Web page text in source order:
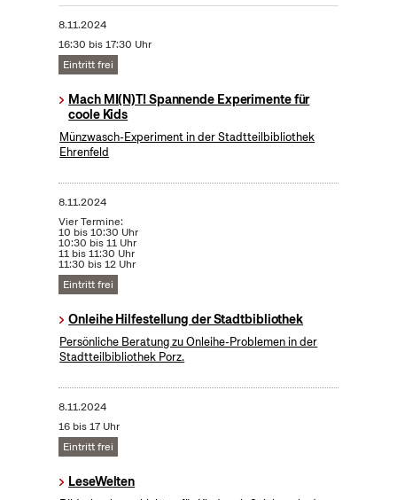
8.11.2024
16:30 bis 17:30 Uhr
Eintritt frei
Mach MI(N)T! Spannende Experimente für
coole Kids
Münzwasch-Experiment in der Stadtteilbibliothek
Ehrenfeld
8.11.2024
Vier Termine:
10 bis 10:30 Uhr
10:30 bis 11 Uhr
11 bis 11:30 Uhr
11:30 bis 12 Uhr
Eintritt frei
Onleihe Hilfestellung der Stadtbibliothek
Persönliche Beratung zu Onleihe-Problemen in der
Stadtteilbibliothek Porz.
8.11.2024
16 bis 17 Uhr
Eintritt frei
LeseWelten